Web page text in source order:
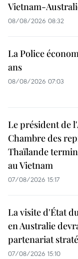
Vietnam-
08/08/2026 08:32
La Police
ans
08/08/2026 07:03
Le président de
Chambre des
Thaïlande
au Vietnam
07/08/2026 15:17
La visite d'État
en Australie
partenariat
07/08/2026 15:10